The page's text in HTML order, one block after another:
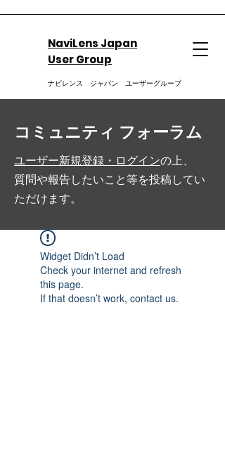
NaviLens Japan
User Group
ナビレンス ジャパン ユーザーグループ
コミュニティ フォーラム
ユーザー新規登録・ログインの上、
質問や報告したいこと等を投稿してい
ただけます。
Widget Didn’t Load
Check your internet and refresh
this page.
If that doesn’t work, contact us.